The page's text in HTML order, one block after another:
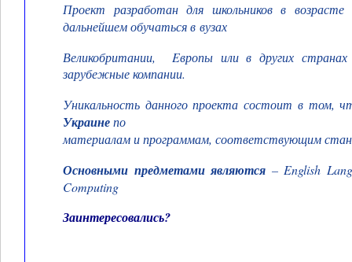
Проект разработан для школьников в возрасте
дальнейшем обучаться в вузах
Великобритании, Eвропы или в других
зарубежные компании.
Уникальность данного проекта состоит в том,
Украинепо
материалам и программам, соответствующим
Основными предметами являются – English
Computing
Заинтересовались?